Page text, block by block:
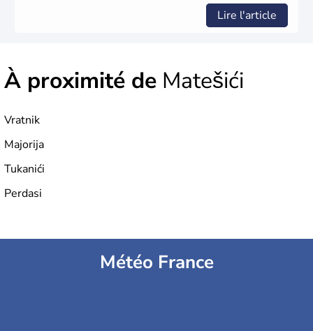
Lire l'article
À proximité de Matešići
Vratnik
Majorija
Tukanići
Perdasi
Météo France